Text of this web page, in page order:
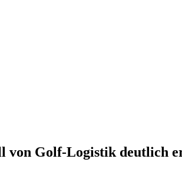
von Golf-Logistik deutlich